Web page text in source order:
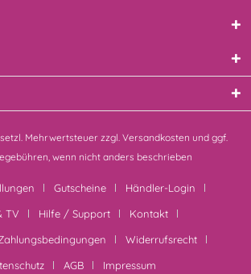
Mehrwertsteuer zzgl. Versandkosten und ggf.
wenn nicht anders beschrieben
Gutscheine
Händler-Login
TV
Hilfe / Support
Kontakt
Widerrufsrecht
AGB Impressum